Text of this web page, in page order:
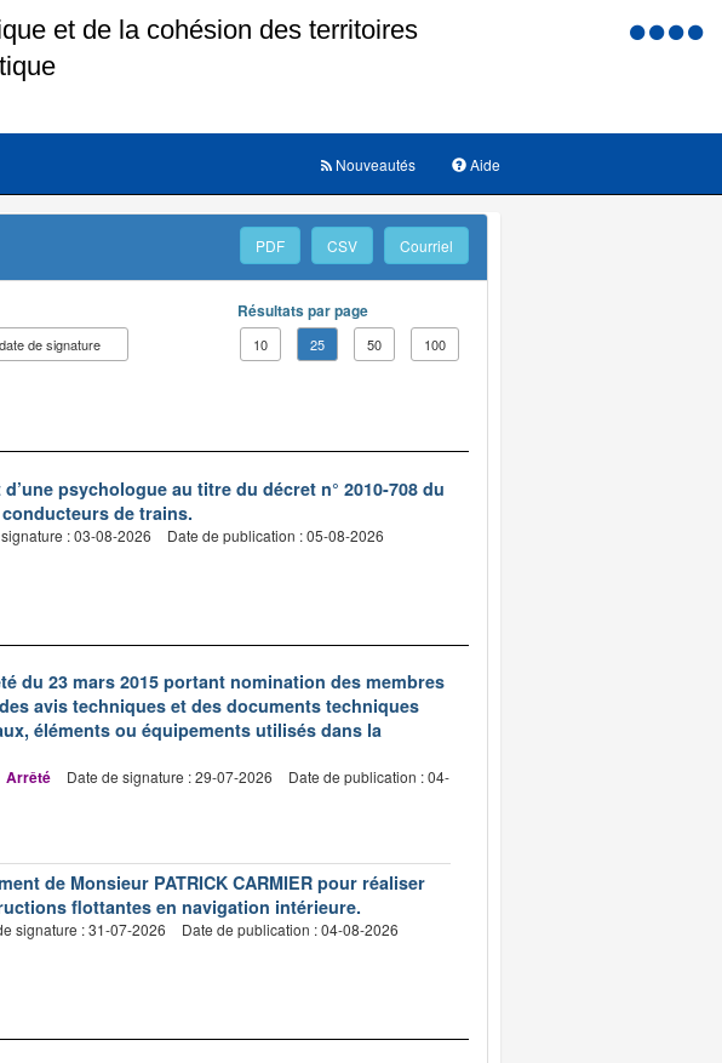
Menu
Aide
Nouveautés
PDF CSV Courriel
date de signature
Résultats par page
10 25 50 100
psychologue au titre du décret n° 2010-708 du
de trains.
: 03-08-2026 Date de publication : 05-08-2026
du 23 mars 2015 portant nomination des membres
avis techniques et des documents techniques
éléments ou équipements utilisés dans la
Arrêté Date de signature : 29-07-2026
Date de publication : 04-
de Monsieur PATRICK CARMIER pour réaliser
flottantes en navigation intérieure.
signature : 31-07-2026 Date de publication : 04-08-2026